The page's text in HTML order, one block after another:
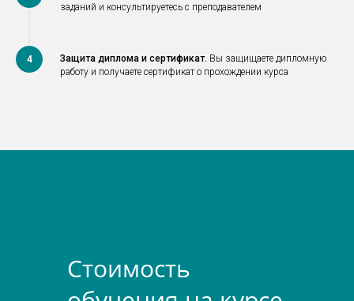
заданий и консультируетесь с преподавателем
Защита диплома и сертификат. Вы защищаете дипломную
работу и получаете сертификат о прохождении курса
Стоимость